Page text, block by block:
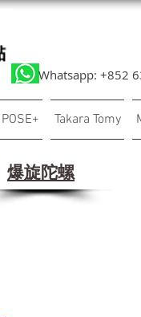
Whatsapp: +852
POSE+ Takara Tomy
​爆旋陀螺